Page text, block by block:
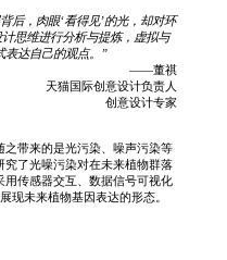
后，肉眼‘看得见’的光，却对环
思维进行分析与提炼，虚拟与
表达自己的观点。”
——董祺
天猫国际创意设计负责人
创意设计专家
带来的是光污染、噪声污染等
了光噪污染对在未来植物群落
传感器交互、数据信号可视化
现未来植物基因表达的形态。